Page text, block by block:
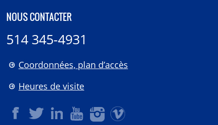
NOUS CONTACTER
514 345-4931
Coordonnées, plan d’accès
Heures de visite